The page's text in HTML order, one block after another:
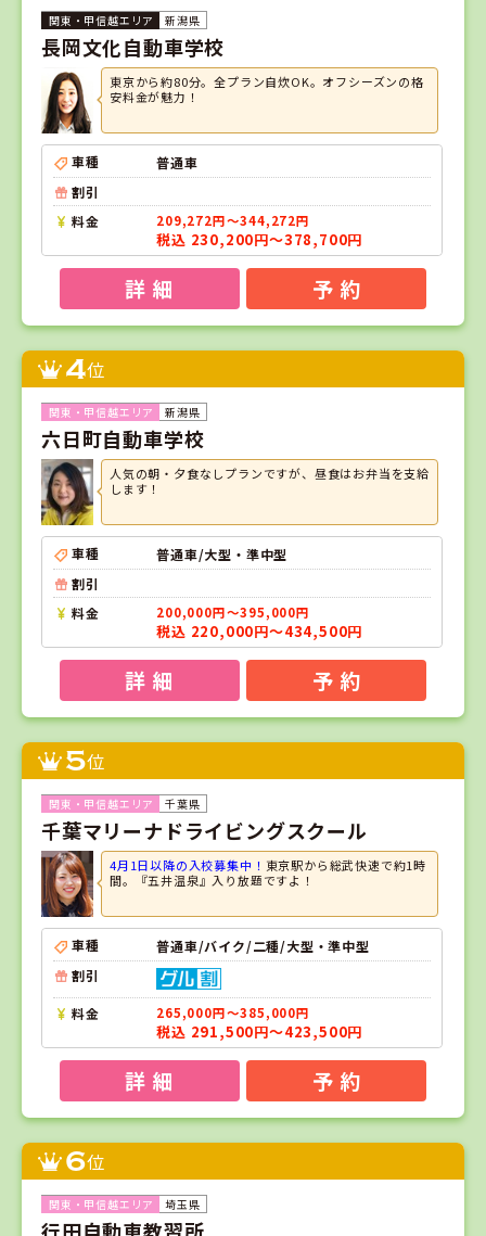
新潟県
長岡文化自動車学校
東京から約80分。全プラン自炊OK。オフシーズンの格
安料金が魅力！
車種
普通車
割引
料金
209,272円～344,272円
税込 230,200円～378,700円
詳 細 予 約
4位
新潟県
六日町自動車学校
人気の朝・夕食なしプランですが、昼食はお弁当を支給
します！
車種
普通車/大型・準中型
割引
料金
200,000円～395,000円
税込 220,000円～434,500円
詳 細 予 約
5位
千葉県
千葉マリーナドライビングスクール
4月1日以降の入校募集中！ 東京駅から総武快速で約1時
間。『五井温泉』入り放題ですよ！
車種
普通車/バイク/二種/大型・準中型
割引
料金 265,000円～385,000円
税込 291,500円～423,500円
詳 細 予 約
6位
埼玉県